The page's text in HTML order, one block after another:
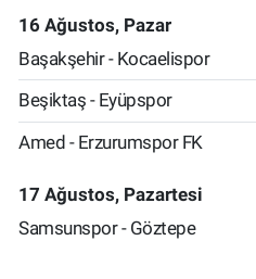
16 Ağustos, Pazar
Başakşehir - Kocaelispor
Beşiktaş - Eyüpspor
Amed - Erzurumspor FK
17 Ağustos, Pazartesi
Samsunspor - Göztepe